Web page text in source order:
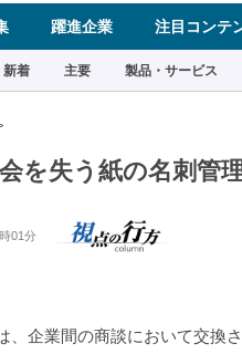
躍進企業 注目コンテ
新着 主要 製品・サービス
を失う紙の名刺管
01分
企業間の商談において交換